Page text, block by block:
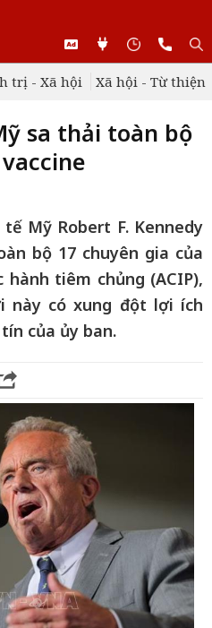
trị - Xã hội Xã hội - Từ thiện
sa thải toàn bộ
Mỹ Robert F. Kennedy
bộ 17 chuyên gia của
tiêm chủng (ACIP),
này có xung đột lợi ích
của ủy ban.